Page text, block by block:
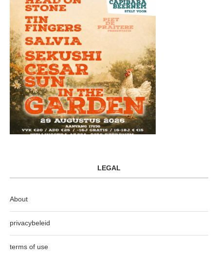
LEGAL
About
privacybeleid
terms of use